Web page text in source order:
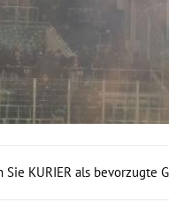
Sie KURIER als bevorzugte